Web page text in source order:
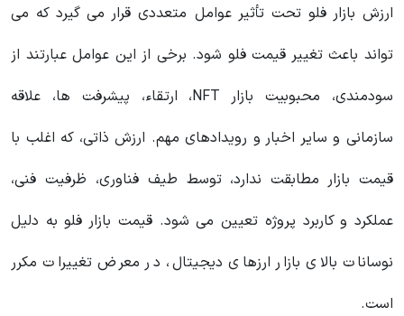
ارزش بازار فلو تحت تأثیر عوامل متعددی قرار می گیرد که می
تواند باعث تغییر قیمت فلو شود. برخی از این عوامل عبارتند از
سودمندی، محبوبیت بازار NFT، ارتقاء، پیشرفت ها، علاقه
سازمانی و سایر اخبار و رویدادهای مهم. ارزش ذاتی، که اغلب با
قیمت بازار مطابقت ندارد، توسط طیف فناوری، ظرفیت فنی،
عملکرد و کاربرد پروژه تعیین می شود. قیمت بازار فلو به دلیل
نوسانات بالای بازار ارزهای دیجیتال، در معرض تغییرات مکرر
است.